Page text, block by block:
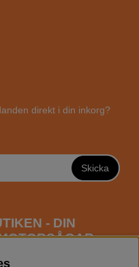
direkt i din inkorg?
Skicka
- DIN